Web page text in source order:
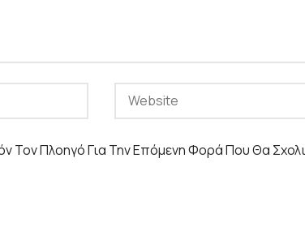
Τον Πλοηγό Για Την Επόμενη Φορά Που Θα